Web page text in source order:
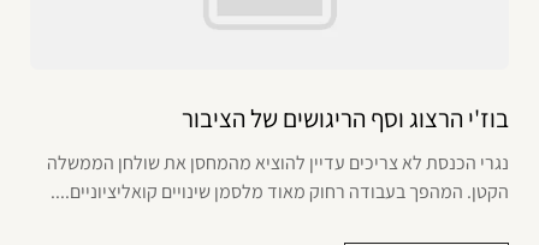
בוז'י הרצוג וסף הריגושים של הציבור
נגרי הכנסת לא צריכים עדיין להוציא מהמחסן את שולחן הממשלה
הקטן. המהפך בעבודה רחוק מאוד מלסמן שינויים קואליציוניים....